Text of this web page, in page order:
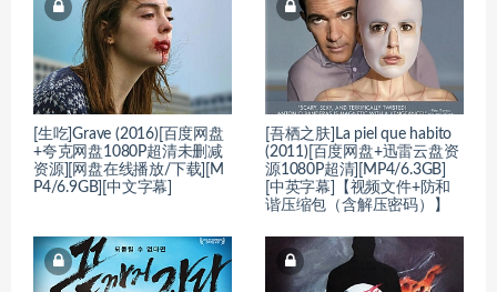
[生吃]Grave (2016)[百度网盘
+夸克网盘1080P超清未删减
资源][网盘在线播放/下载][M
P4/6.9GB][中文字幕]
[吾栖之肤]La piel que habito
(2011)[百度网盘+迅雷云盘资
源1080P超清][MP4/6.3GB]
[中英字幕]【视频文件+防和
谐压缩包（含解压密码）】